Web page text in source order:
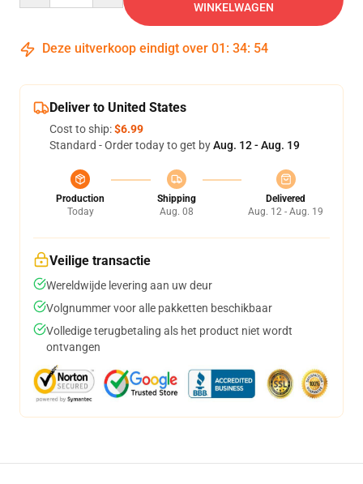
WINKELWAGEN
Deze uitverkoop eindigt over 01 : 34: 54
Deliver to United States
Cost to ship:$6.99
Standard - Order today to get byAug. 12 - Aug. 19
Production
Today
Shipping
Aug. 08
Delivered
Aug. 12 - Aug. 19
Veilige transactie
Wereldwijde levering aan uw deur
Volgnummer voor alle pakketten beschikbaar
Volledige terugbetaling als het product niet wordt
ontvangen